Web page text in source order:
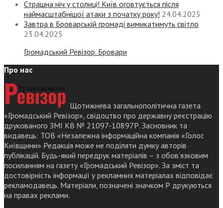
Страшна ніч у столиці! Київ оговтується після
наймасштабнішої атаки з початку року! 24.04.2025
Завтра в Броварській громаді вимикатимуть світло
23.04.2025
Громадський Ревізор. Бровари
Про нас
Щотижнева загальнополітична газета
«Громадський Ревізор», свідоцтво про державну реєстрацію
друкованого ЗМІ КВ № 21097-10897Р. Засновник та
видавець: ТОВ «Незалежна інформаційна компанія «Голос
Київщини» Редакція може не поділяти думку авторів
публікацій. Будь-який передрук матеріалів – з обов’язковим
посиланням на газету «Громадський Ревізор». За зміст та
достовірність інформації у рекламних матеріалах відповідає
рекламодавець. Матеріали, позначені значком Р друкуються
на правах реклами.